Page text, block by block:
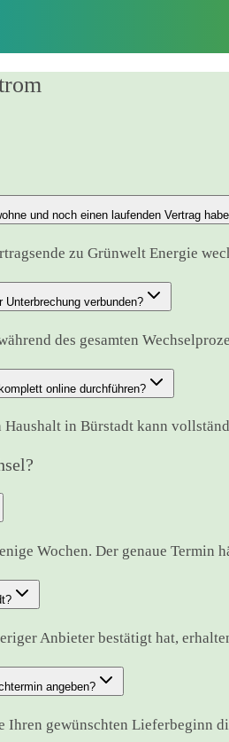
und noch einen laufenden Vertrag
zu Grünwelt Energie
verbunden?
des gesamten
online durchführen?
in Bürstadt kann
Wochen. Der genaue Termin
Anbieter bestätigt hat,
angeben?
Ihren gewünschten Lieferbeginn